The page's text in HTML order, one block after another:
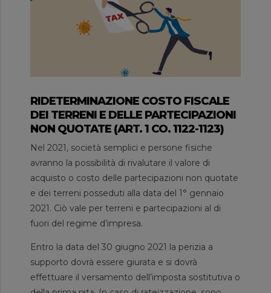
RIDETERMINAZIONE COSTO FISCALE
DEI TERRENI E DELLE PARTECIPAZIONI
NON QUOTATE (ART. 1 CO. 1122-1123)
Nel 2021, società semplici e persone fisiche
avranno la possibilità di rivalutare il valore di
acquisto o costo delle partecipazioni non quotate
e dei terreni posseduti alla data del 1° gennaio
2021. Ciò vale per terreni e partecipazioni al di
fuori del regime d’impresa.
Entro la data del 30 giugno 2021 la perizia a
supporto dovrà essere giurata e si dovrà
effettuare il versamento dell’imposta sostitutiva o